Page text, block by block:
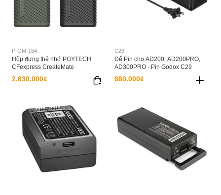
P-GM-164
Hộp đựng thẻ nhớ PGYTECH
CFexpress CreateMate
2.630.000₫
C29
Đế Pin cho AD200, AD200PRO,
AD300PRO - Pin Godox C29
680.000₫